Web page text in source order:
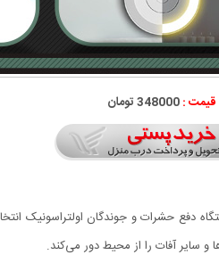
قیمت :348000 تومان
حشرات و جوندگان اولتراسونیک
سایر آفات را از محیط دور می‌کند.